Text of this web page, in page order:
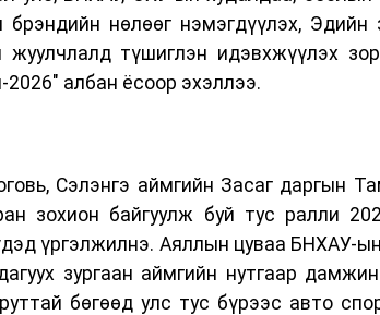
брэндийн нөлөөг нэмэгдүүлэх, Эдийн
жуулчлалд түшиглэн идэвхжүүлэх
2026" албан ёсоор эхэллээ.
Сэлэнгэ аймгийн Засаг даргын
зохион байгуулж буй тус ралли
үргэлжилнэ. Аяллын цуваа БНХАУ-
зургаан аймгийн нутгаар
бөгөөд улс тус бүрээс авто